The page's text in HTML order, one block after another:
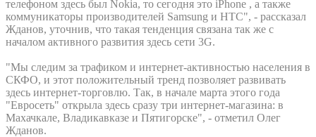
телефоном здесь был Nokia, то сегодня это iPhone , а также
коммуникаторы производителей Samsung и HTC", - рассказал
Жданов, уточнив, что такая тенденция связана так же с
началом активного развития здесь сети 3G.
"Мы следим за трафиком и интернет-активностью населения в
СКФО, и этот положительный тренд позволяет развивать
здесь интернет-торговлю. Так, в начале марта этого года
"Евросеть" открыла здесь сразу три интернет-магазина: в
Махачкале, Владикавказе и Пятигорске", - отметил Олег
Жданов.